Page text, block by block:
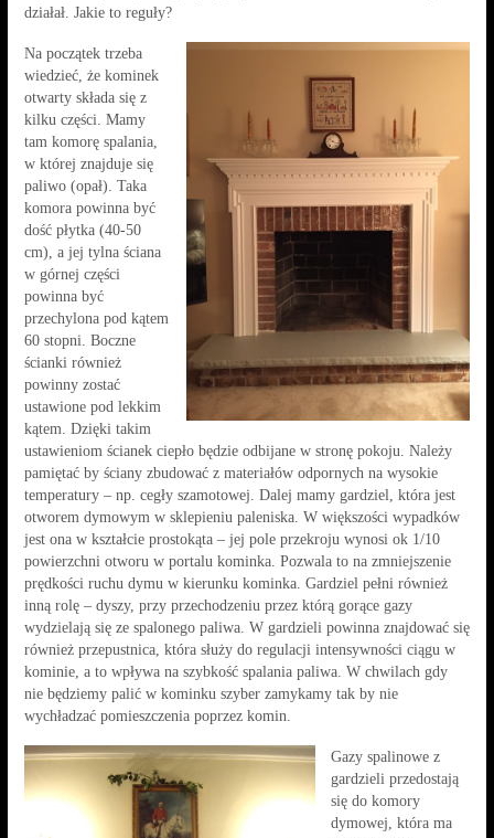
działał. Jakie to reguły?
Na początek trzeba
wiedzieć, że kominek
otwarty składa się z
kilku części. Mamy
tam komorę spalania,
w której znajduje się
paliwo (opał). Taka
komora powinna być
dość płytka (40-50
cm), a jej tylna ściana
w górnej części
powinna być
przechylona pod kątem
60 stopni. Boczne
ścianki również
powinny zostać
ustawione pod lekkim
kątem. Dzięki takim
ustawieniom ścianek ciepło będzie odbijane w stronę pokoju. Należy
pamiętać by ściany zbudować z materiałów odpornych na wysokie
temperatury – np. cegły szamotowej. Dalej mamy gardziel, która jest
otworem dymowym w sklepieniu paleniska. W większości wypadków
jest ona w kształcie prostokąta – jej pole przekroju wynosi ok 1/10
powierzchni otworu w portalu kominka. Pozwala to na zmniejszenie
prędkości ruchu dymu w kierunku kominka. Gardziel pełni również
inną rolę – dyszy, przy przechodzeniu przez którą gorące gazy
wydzielają się ze spalonego paliwa. W gardzieli powinna znajdować się
również przepustnica, która służy do regulacji intensywności ciągu w
kominie, a to wpływa na szybkość spalania paliwa. W chwilach gdy
nie będziemy palić w kominku szyber zamykamy tak by nie
wychładzać pomieszczenia poprzez komin.
Gazy spalinowe z
gardzieli przedostają
się do komory
dymowej, która ma